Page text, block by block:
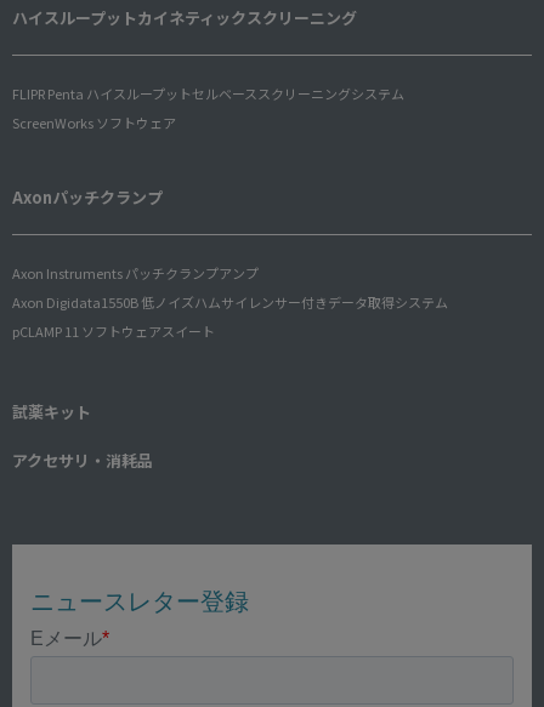
ハイスループットカイネティックスクリーニング
FLIPR Penta ハイスループットセルベーススクリーニングシステム
ScreenWorks ソフトウェア
Axonパッチクランプ
Axon Instruments パッチクランプアンプ
Axon Digidata1550B 低ノイズハムサイレンサー付きデータ取得システム
pCLAMP 11 ソフトウェアスイート
試薬キット
アクセサリ・消耗品